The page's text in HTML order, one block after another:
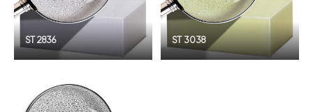
ST 2836 ST 3038